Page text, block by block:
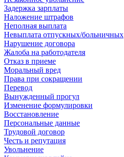
Задержка зарплаты
Наложение штрафов
Неполная выплата
Невыплата отпускных/больничных
Нарушение договора
Жалоба на работодателя
Отказ в приеме
Моральный вред
Права при сокращении
Перевод
Вынужденный прогул
Изменение формулировки
Восстановление
Персональные данные
Трудовой договор
Честь и репутация
Увольнение